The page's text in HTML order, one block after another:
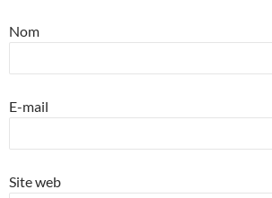
Nom
E-mail
Site web